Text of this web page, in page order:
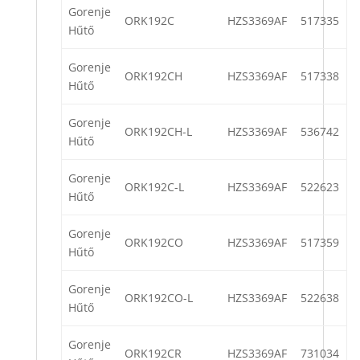
Gorenje
Hűtő
ORK192C HZS3369AF 517335
Gorenje
Hűtő
ORK192CH HZS3369AF 517338
Gorenje
Hűtő
ORK192CH-L HZS3369AF 536742
Gorenje
Hűtő
ORK192C-L HZS3369AF 522623
Gorenje
Hűtő
ORK192CO HZS3369AF 517359
Gorenje
Hűtő
ORK192CO-L HZS3369AF 522638
Gorenje
ORK192CR HZS3369AF 731034